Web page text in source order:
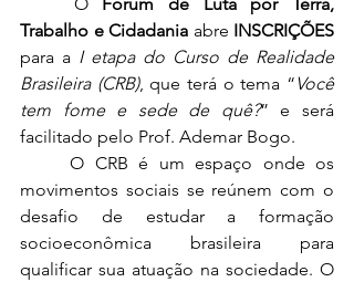
Trabalho e Cidadania abre INSCRIÇÕES
para a I etapa do Curso de Realidade
Brasileira (CRB), que terá o tema “Você
tem fome e sede de quê?” e será
facilitado pelo Prof. Ademar Bogo.
	O CRB é um espaço onde os
movimentos sociais se reúnem com o
desafio de estudar a formação
socioeconômica brasileira para
qualificar sua atuação na sociedade. O